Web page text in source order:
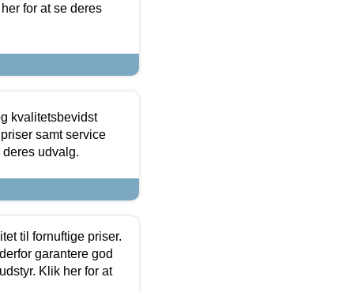
for at se deres
kvalitetsbevidst
samt service
udvalg.
til fornuftige priser.
garantere god
Klik her for at